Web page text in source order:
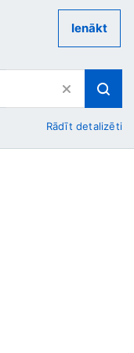
Ienākt
Rādīt detalizēti